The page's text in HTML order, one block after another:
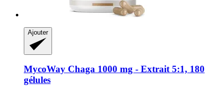
Ajouter
MycoWay Chaga 1000 mg -​ Extrait 5:1, 180
gélules